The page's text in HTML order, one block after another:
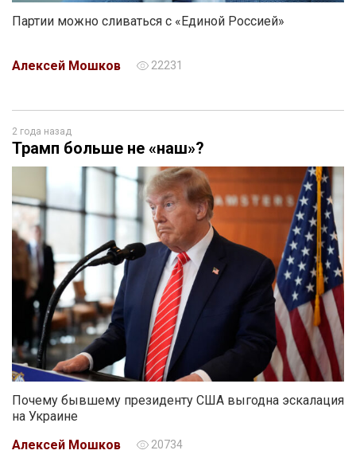
Партии можно сливаться с «Единой Россией»
Алексей Мошков 22231
2 года назад
Трамп больше не «наш»?
Почему бывшему президенту США выгодна эскалация
на Украине
Алексей Мошков
20734